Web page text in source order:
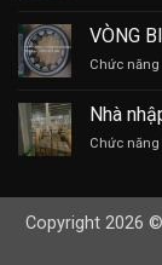
VÒNG
Chức
Nhà
Chức
Copyright 2026